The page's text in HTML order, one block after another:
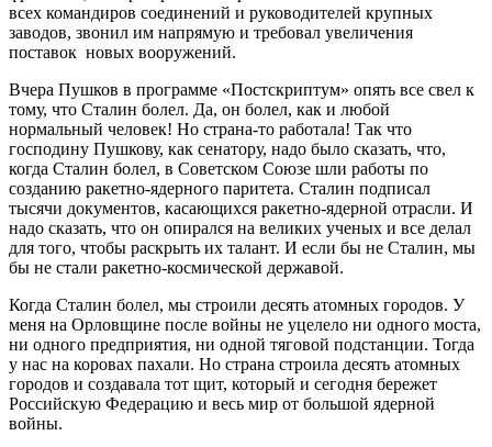
всех командиров соединений и руководителей крупных
заводов, звонил им напрямую и требовал увеличения
поставок новых вооружений.
Вчера Пушков в программе «Постскриптум» опять все свел к
тому, что Сталин болел. Да, он болел, как и любой
нормальный человек! Но страна-то работала! Так что
господину Пушкову, как сенатору, надо было сказать, что,
когда Сталин болел, в Советском Союзе шли работы по
созданию ракетно-ядерного паритета. Сталин подписал
тысячи документов, касающихся ракетно-ядерной отрасли. И
надо сказать, что он опирался на великих ученых и все делал
для того, чтобы раскрыть их талант. И если бы не Сталин, мы
бы не стали ракетно-космической державой.
Когда Сталин болел, мы строили десять атомных городов. У
меня на Орловщине после войны не уцелело ни одного моста,
ни одного предприятия, ни одной тяговой подстанции. Тогда
у нас на коровах пахали. Но страна строила десять атомных
городов и создавала тот щит, который и сегодня бережет
Российскую Федерацию и весь мир от большой ядерной
войны.